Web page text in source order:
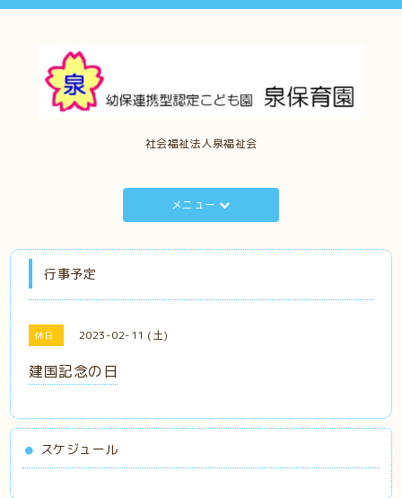
社会福祉法人泉福祉会
メニュー
行事予定
休日 2023-02-11 (土)
建国記念の日
スケジュール